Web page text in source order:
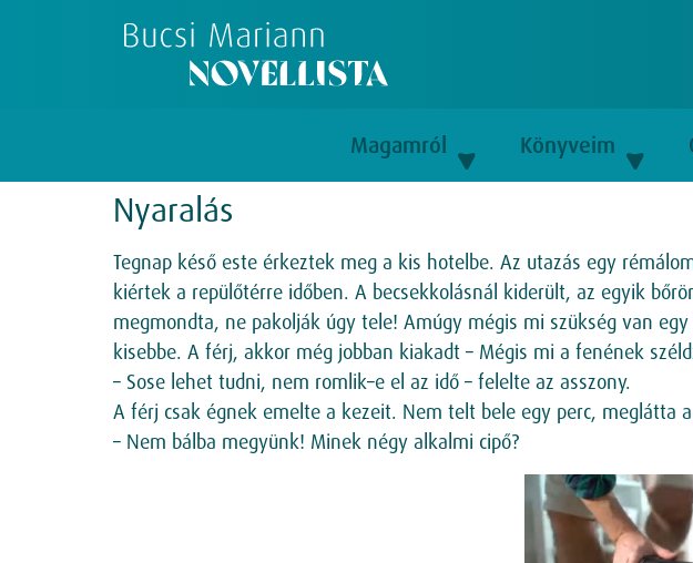
Magamról Könyveim
Nyaralás
Tegnap késő este érkeztek meg a kis hotelbe. Az utazás egy
kiértek a repülőtérre időben. A becsekkolásnál kiderült, az egyik
megmondta, ne pakolják úgy tele! Amúgy mégis mi szükség van
kisebbe. A férj, akkor még jobban kiakadt – Mégis mi a fenének
– Sose lehet tudni, nem romlik–e el az idő – felelte az asszony.
A férj csak égnek emelte a kezeit. Nem telt bele egy perc,
– Nem bálba megyünk! Minek négy alkalmi cipő?